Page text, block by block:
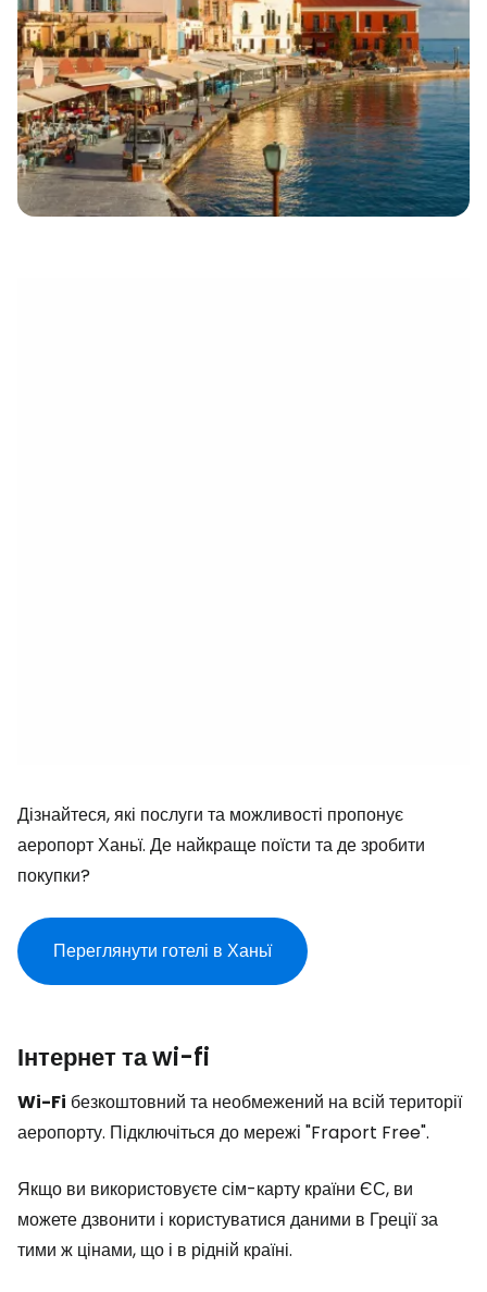
Дізнайтеся, які послуги та можливості пропонує
аеропорт Ханьї. Де найкраще поїсти та де зробити
покупки?
Переглянути готелі в Ханьї
Інтернет та wi-fi
Wi-Fi безкоштовний та необмежений на всій території
аеропорту. Підключіться до мережі "Fraport Free".
Якщо ви використовуєте сім-карту країни ЄС, ви
можете дзвонити і користуватися даними в Греції за
тими ж цінами, що і в рідній країні.